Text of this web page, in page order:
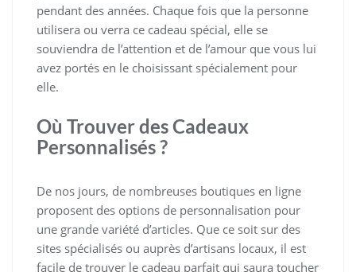
pendant des années. Chaque fois que la personne
utilisera ou verra ce cadeau spécial, elle se
souviendra de l’attention et de l’amour que vous lui
avez portés en le choisissant spécialement pour
elle.
Où Trouver des Cadeaux
Personnalisés ?
De nos jours, de nombreuses boutiques en ligne
proposent des options de personnalisation pour
une grande variété d’articles. Que ce soit sur des
sites spécialisés ou auprès d’artisans locaux, il est
facile de trouver le cadeau parfait qui saura toucher